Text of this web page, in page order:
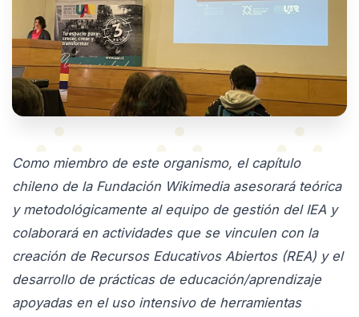
Como miembro de este organismo, el capítulo
chileno de la Fundación Wikimedia asesorará teórica
y metodológicamente al equipo de gestión del IEA y
colaborará en actividades que se vinculen con la
creación de Recursos Educativos Abiertos (REA) y el
desarrollo de prácticas de educación/aprendizaje
apoyadas en el uso intensivo de herramientas